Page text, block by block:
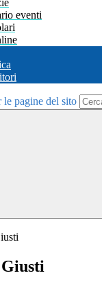
eventi
le pagine del sito